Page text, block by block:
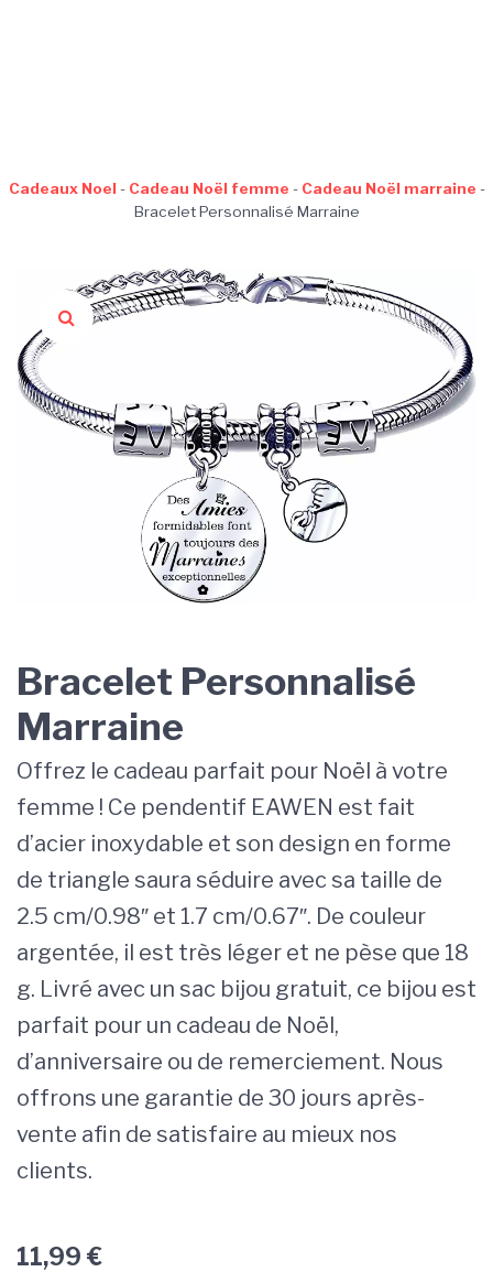
Cadeaux Noel - Cadeau Noël femme - Cadeau Noël marraine -
Bracelet Personnalisé Marraine
Bracelet Personnalisé
Marraine
Offrez le cadeau parfait pour Noël à votre
femme ! Ce pendentif EAWEN est fait
d’acier inoxydable et son design en forme
de triangle saura séduire avec sa taille de
2.5 cm/0.98″ et 1.7 cm/0.67″. De couleur
argentée, il est très léger et ne pèse que 18
g. Livré avec un sac bijou gratuit, ce bijou est
parfait pour un cadeau de Noël,
d’anniversaire ou de remerciement. Nous
offrons une garantie de 30 jours après-
vente afin de satisfaire au mieux nos
clients.
11,99 €